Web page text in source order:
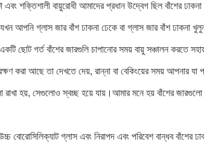
বায়ুরোধী আমাদের প্রধান উদ্বেগ ছিল বাঁশের ঢাকনা
আপনি গ্লাস জার বাঁশ ঢাকনা ঢেকে বা গ্লাস জার বাঁশ ঢাকনা
ছোট গর্ত বাঁশের জারগুলি চাপানোর সময় বায়ু সঞ্চালন করতে
করা আছে তা দেখতে দেয়, রান্না বা বেকিংয়ের সময় আপনার
রাখা হয়, সেগুলোও স্বচ্ছ হয়ে যায়।আমার মনে হয় বাঁশের
বোরোসিলিক্যাট গ্লাস এবং নিরাপদ এবং পরিবেশ বান্ধব বাঁশের